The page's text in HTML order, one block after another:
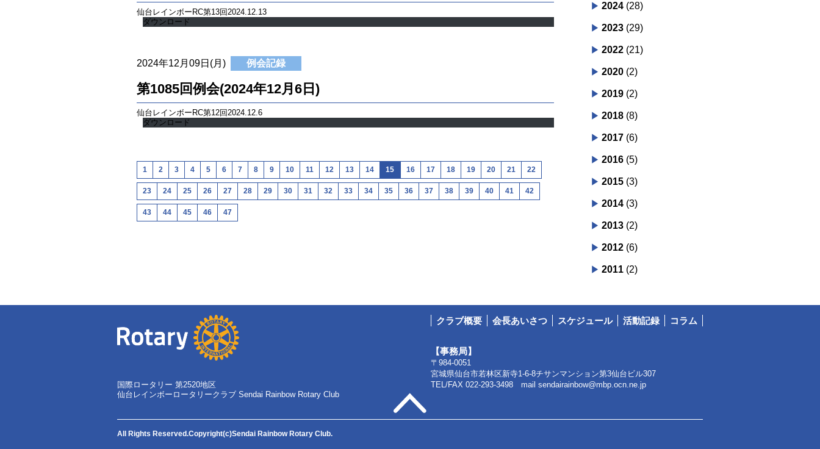
仙台レインボーRC第13回2024.12.13
ダウンロード
2024年12月09日(月) 例会記録
第1085回例会(2024年12月6日)
仙台レインボーRC第12回2024.12.6
ダウンロード
1 2 3 4 5 6 7 8 9 10 11 12 13 14 15 16 17 18 19 20 21 22
23 24 25 26 27 28 29 30 31 32 33 34 35 36 37 38 39 40 41 42
43 44 45 46 47
2024 (28)
2023 (29)
2022 (21)
2020 (2)
2019 (2)
2018 (8)
2017 (6)
2016 (5)
2015 (3)
2014 (3)
2013 (2)
2012 (6)
2011 (2)
国際ロータリー 第2520地区
仙台レインボーロータリークラブ Sendai Rainbow Rotary Club
クラブ概要 会長あいさつ スケジュール 活動記録 コラム
【事務局】
〒984-0051
宮城県仙台市若林区新寺1-6-8チサンマンション第3仙台ビル307
TEL/FAX 022-293-3498 mail sendairainbow@mbp.ocn.ne.jp
All Rights Reserved.Copyright(c)Sendai Rainbow Rotary Club.